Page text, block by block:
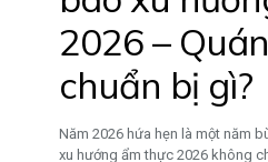
2026 –
chuẩn bị gì?
Năm 2026 hứa hẹn là một năm
xu hướng ẩm thực 2026 không